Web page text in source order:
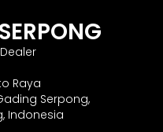
Raya
Serpong,
Indonesia